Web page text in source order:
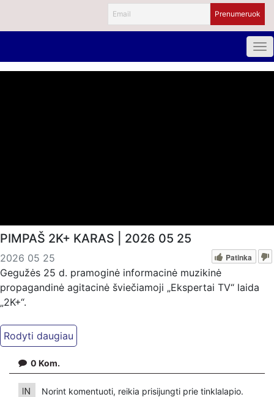
PIMPAŠ 2K+ KARAS | 2026 05 25
2026 05 25 Patinka
Gegužės 25 d. pramoginė informacinė muzikinė
propagandinė agitacinė šviečiamoji „Ekspertai TV“ laida
„2K+“.
Kiti mūsų kanalai:
Ekspertai.eu Telegram'e – https://t.me/ekspertaiTelegram
https://www.ekspertai.eu
0 Kom.
Norint komentuoti, reikia prisijungti prie tinklalapio.